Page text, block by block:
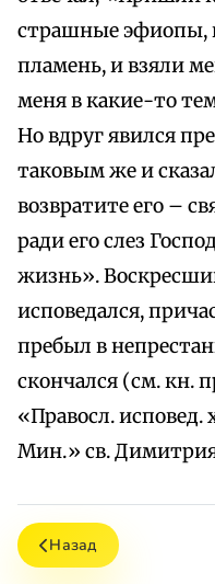
страшные эфиопы,
пламень, и взяли
меня в какие-то
Но вдруг явился
таковым же и
возвратите его –
ради его слез
жизнь».
исповедался,
пребыл в
скончался (см. кн.
«Правосл. исповед.
Мин.» св. Димитрия
Назад